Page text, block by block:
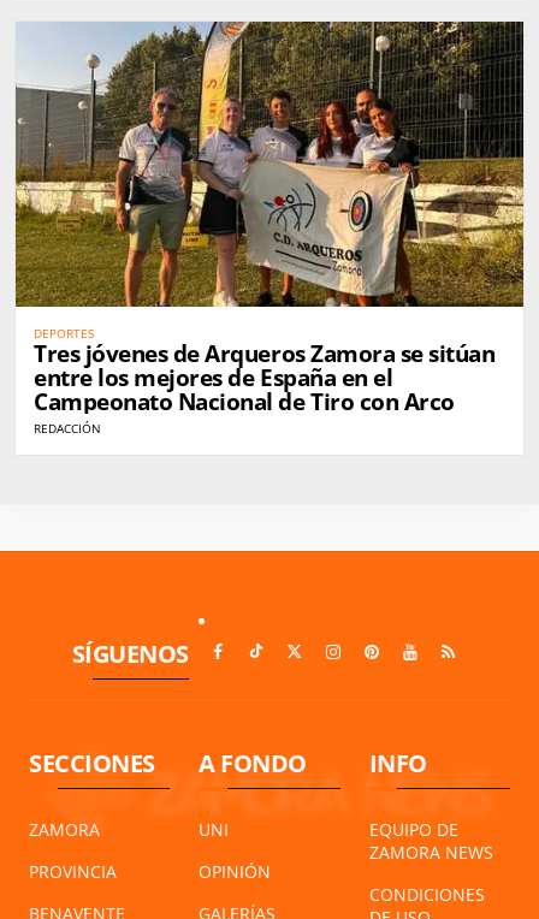
DEPORTES
Tres jóvenes de Arqueros Zamora se sitúan
entre los mejores de España en el
Campeonato Nacional de Tiro con Arco
REDACCIÓN
SÍGUENOS
SECCIONES
ZAMORA
PROVINCIA
BENAVENTE
A FONDO
UNI
OPINIÓN
GALERÍAS
INFO
EQUIPO DE
ZAMORA NEWS
CONDICIONES